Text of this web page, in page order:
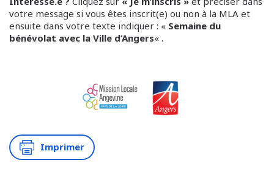
votre message si vous êtes inscrit(e) ou non à la MLA et
ensuite dans votre texte indiquer : « Semaine du
bénévolat avec la Ville d’Angers« .
Imprimer